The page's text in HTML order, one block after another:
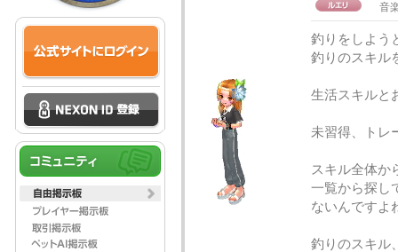
音
釣りをしよう
釣りのスキル
生活スキルと
未習得、トレ
スキル全体か
一覧から探し
ないんです
釣りのスキル